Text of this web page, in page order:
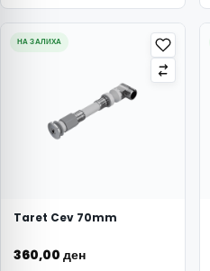
НА ЗАЛИХА
Taret Cev 70mm
360,00 ден